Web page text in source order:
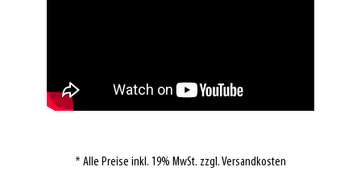
* Alle Preise inkl. 19% MwSt. zzgl. Versandkosten